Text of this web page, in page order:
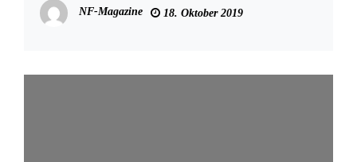
NF-Magazine 18. Oktober 2019